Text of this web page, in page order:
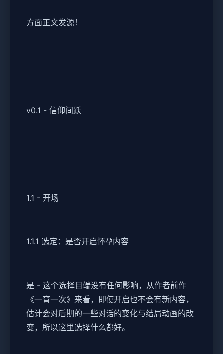
方面正文发源！
v0.1 - 信仰间跃
1.1 - 开场
1.1.1 选定：是否开启怀孕内容
是 - 这个选择目端没有任何影响，从作者前作
《一育一次》来看，即使开启也不会有新内容，
估计会对后期的一些对话的变化与结局动画的改
变，所以这里选择什么都好。